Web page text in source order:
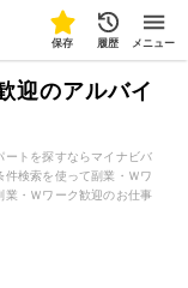
保存 履歴 メニュー
迎のアルバイ
ートを探すならマイナビバ
検索を使って副業・Ｗワ
業・Ｗワーク歓迎のお仕事